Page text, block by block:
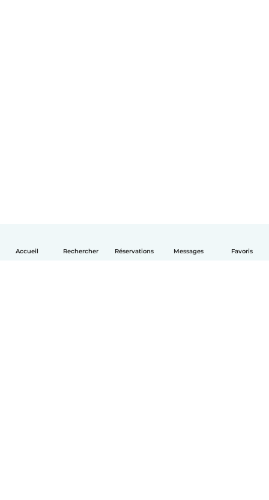
Accueil Rechercher Réservations Messages Favoris